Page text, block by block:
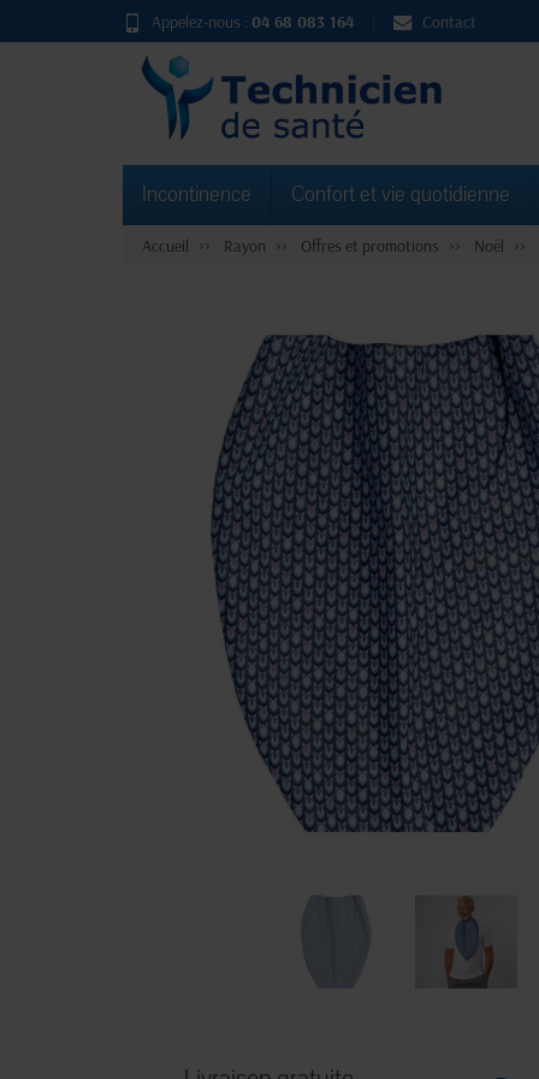
Appelez-nous : 04 68 083 164 Contact
Incontinence Confort et vie quotidienne
Accueil Rayon Offres et promotions Noël